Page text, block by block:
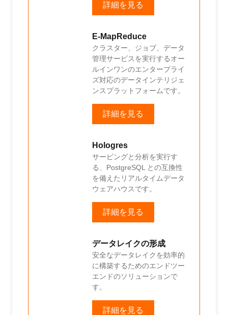
詳細を見る
E-MapReduce
クラスター、ジョブ、データ
管理サービスを実行するオー
ルインワンのエンタープライ
ズ対応のデータインテリジェ
ンスプラットフォームです。
詳細を見る
Hologres
サービングと分析を実行す
る、PostgreSQL との互換性
を備えたリアルタイムデータ
ウェアハウスです。
詳細を見る
データレイクの形成
安全なデータレイクを効率的
に構築するためのエンドツー
エンドのソリューションで
す。
詳細を見る